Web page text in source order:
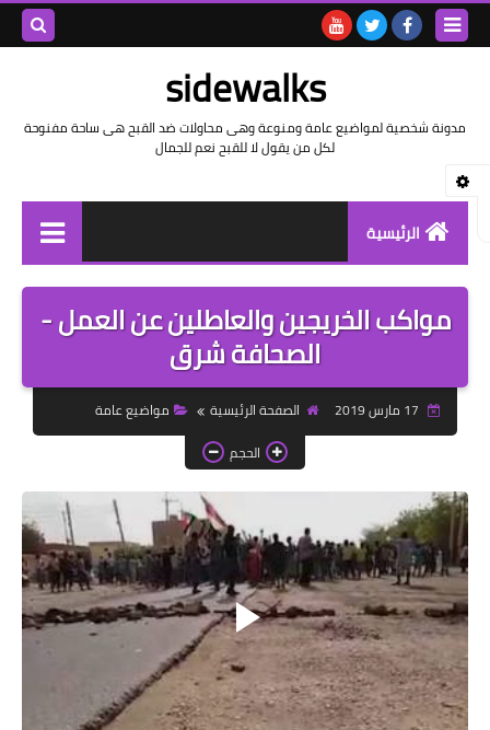
sidewalks
مدونة شخصية لمواضيع عامة ومنوعة وهى محاولات ضد القبح هى ساحة مفنوحة
لكل من يقول لا للقبح نعم للجمال
الرئيسية
توثيق وتاريخ
بيانات
تقارير
خواطر بالعامية
خواطر بالفصحى
خواطر قصصية
صور
علوم وبحوث
فيديو
مجرد راى
مواكب الخريجين والعاطلين عن العمل -
الصحافة شرق
الصفحة الرئيسية
مواضيع عامة
الحجم